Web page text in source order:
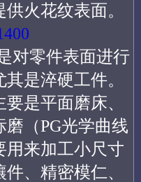
火花纹表面。
对零件表面进行
是淬硬工件。
是平面磨床、
（PG光学曲线
用来加工小尺寸
、精密模仁、